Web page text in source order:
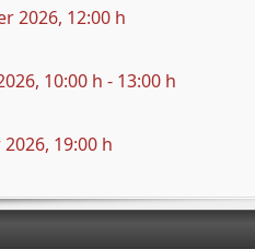
2026, 12:00 h
, 10:00 h - 13:00 h
2026, 19:00 h